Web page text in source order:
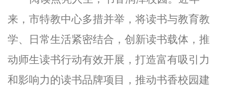
来，市特教中心多措并举，将读书与教育教
学、日常生活紧密结合，创新读书载体，推
动师生读书行动有效开展，打造富有吸引力
和影响力的读书品牌项目，推动书香校园建